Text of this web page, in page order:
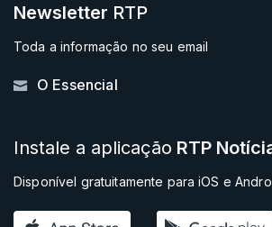
Newsletter RTP
Toda a informação no seu email
O Essencial
Instale a aplicação RTP
Disponível gratuitamente para iOS e